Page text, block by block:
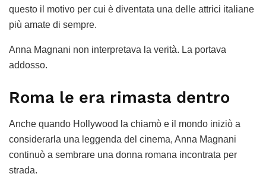
questo il motivo per cui è diventata una delle attrici italiane
più amate di sempre.
Anna Magnani non interpretava la verità. La portava
addosso.
Roma le era rimasta dentro
Anche quando Hollywood la chiamò e il mondo iniziò a
considerarla una leggenda del cinema, Anna Magnani
continuò a sembrare una donna romana incontrata per
strada.